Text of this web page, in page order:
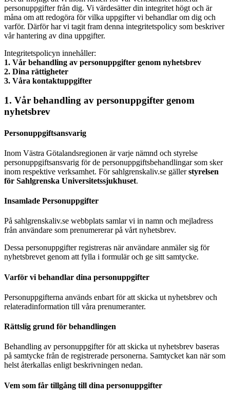
personuppgifter från dig. Vi värdesätter din integritet högt och är
måna om att redogöra för vilka uppgifter vi behandlar om dig och
varför. Därför har vi tagit fram denna integritetspolicy som beskriver
vår hantering av dina uppgifter.
Integritetspolicyn innehåller:
1. Vår behandling av personuppgifter genom nyhetsbrev
2. Dina rättigheter
3. Våra kontaktuppgifter
1. Vår behandling av personuppgifter genom
nyhetsbrev
Personuppgiftsansvarig
Inom Västra Götalandsregionen är varje nämnd och styrelse
personuppgiftsansvarig för de personuppgiftsbehandlingar som sker
inom respektive verksamhet. För sahlgrenskaliv.se gällerstyrelsen
för Sahlgrenska Universitetssjukhuset.
Insamlade Personuppgifter
På sahlgrenskaliv.se webbplats samlar vi in namn och mejladress
från användare som prenumererar på vårt nyhetsbrev.
Dessa personuppgifter registreras när användare anmäler sig för
nyhetsbrevet genom att fylla i formulär och ge sitt samtycke.
Varför vi behandlar dina personuppgifter
Personuppgifterna används enbart för att skicka ut nyhetsbrev och
relateradinformation till våra prenumeranter.
Rättslig grund för behandlingen
Behandling av personuppgifter för att skicka ut nyhetsbrev baseras
på samtycke från de registrerade personerna. Samtycket kan när som
helst återkallas enligt beskrivningen nedan.
Vem som får tillgång till dina personuppgifter